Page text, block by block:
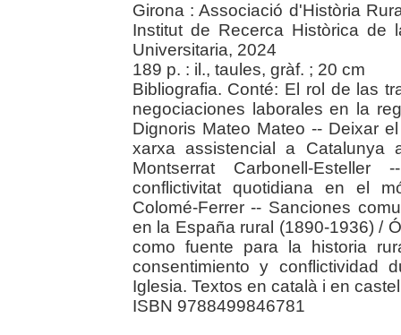
Girona : Associació d'Història
Institut de Recerca Històrica de
Universitaria, 2024
189 p. : il., taules, gràf. ; 20 cm
Bibliografia. Conté: El rol de las
negociaciones laborales en la
Dignoris Mateo Mateo -- Deixar
xarxa assistencial a Catalunya
Montserrat Carbonell-
conflictivitat quotidiana en el
Colomé-Ferrer -- Sanciones
en la España rural (1890-1936) /
como fuente para la historia
consentimiento y conflictividad
Iglesia. Textos en català i en
ISBN 9788499846781